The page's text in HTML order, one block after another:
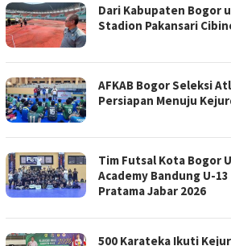
Dari Kabupaten Bogor
Stadion Pakansari
AFKAB Bogor Seleksi
Persiapan Menuju
Tim Futsal Kota Bogor
Academy Bandung U-
Pratama Jabar 2026
500 Karateka Ikuti